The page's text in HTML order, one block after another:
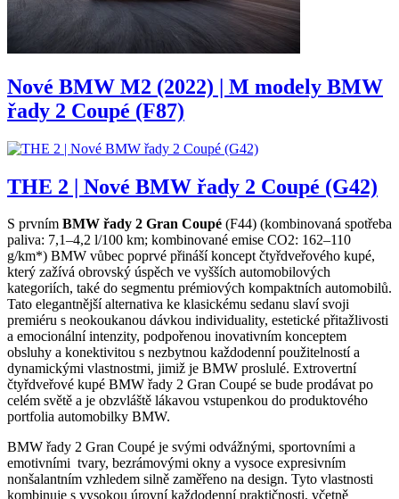
Nové BMW M2 (2022) | M modely BMW
řady 2 Coupé (F87)
THE 2 | Nové BMW řady 2 Coupé (G42)
S prvním BMW řady 2 Gran Coupé (F44) (kombinovaná spotřeba
paliva: 7,1–4,2 l/100 km; kombinované emise CO2: 162–110
g/km*) BMW vůbec poprvé přináší koncept čtyřdveřového kupé,
který zažívá obrovský úspěch ve vyšších automobilových
kategoriích, také do segmentu prémiových kompaktních automobilů.
Tato elegantnější alternativa ke klasickému sedanu slaví svoji
premiéru s neokoukanou dávkou individuality, estetické přitažlivosti
a emocionální intenzity, podpořenou inovativním konceptem
obsluhy a konektivitou s nezbytnou každodenní použitelností a
dynamickými vlastnostmi, jimiž je BMW proslulé. Extrovertní
čtyřdveřové kupé BMW řady 2 Gran Coupé se bude prodávat po
celém světě a je obzvláště lákavou vstupenkou do produktového
portfolia automobilky BMW.
BMW řady 2 Gran Coupé je svými odvážnými, sportovními a
emotivními tvary, bezrámovými okny a vysoce expresivním
nonšalantním vzhledem silně zaměřeno na design. Tyto vlastnosti
kombinuje s vysokou úrovní každodenní praktičnosti, včetně